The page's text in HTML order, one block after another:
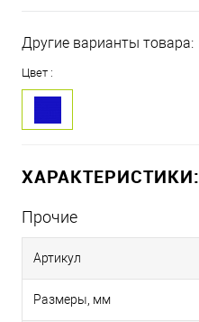
Другие варианты товара:
Цвет :
ХАРАКТЕРИСТИКИ:
Прочие
Артикул
Размеры, мм